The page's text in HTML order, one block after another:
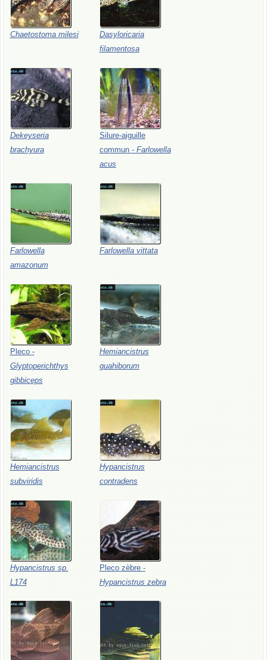
Chaetostoma milesi
Dasyloricaria
filamentosa
Dekeyseria
brachyura
Silure-aiguille
commun - Farlowella
acus
Farlowella
amazonum
Farlowella vittata
Pleco -
Glyptoperichthys
gibbiceps
Hemiancistrus
guahiborum
Hemiancistrus
subviridis
Hypancistrus
contradens
Hypancistrus sp.
L174
Pleco zèbre -
Hypancistrus zebra